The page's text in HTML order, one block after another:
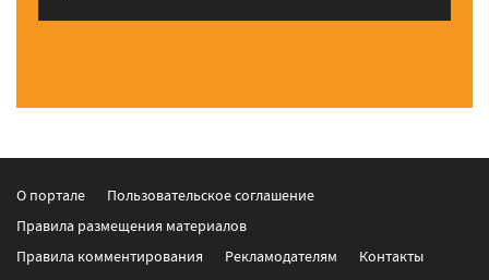
О портале
Пользовательское соглашение
Правила размещения материалов
Правила комментирования
Рекламодателям Контакты